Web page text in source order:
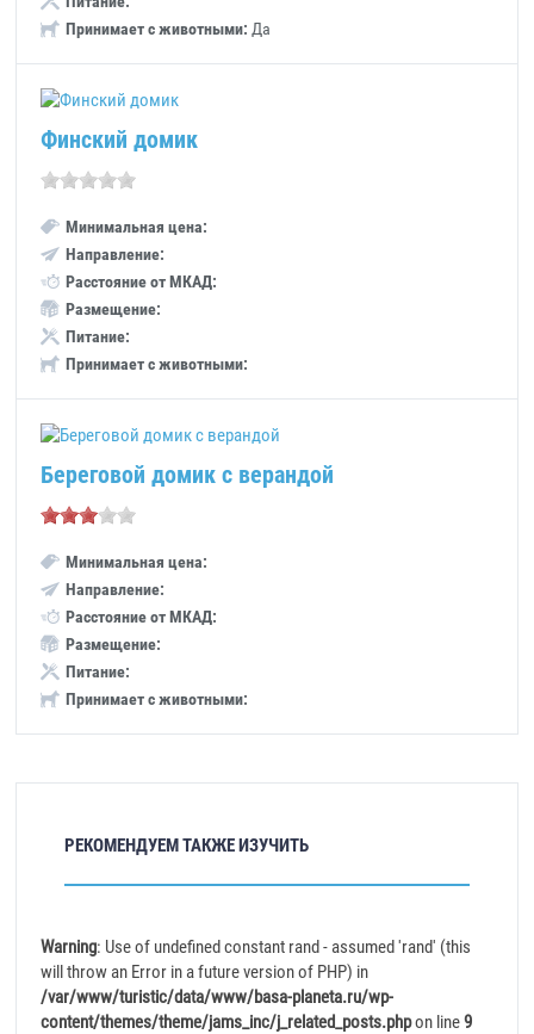
Принимает с животными: Да
Финский домик
Минимальная цена:
Направление:
Расстояние от МКАД:
Размещение:
Питание:
Принимает с животными:
Береговой домик с верандой
Минимальная цена:
Направление:
Расстояние от МКАД:
Размещение:
Питание:
Принимает с животными:
РЕКОМЕНДУЕМ ТАКЖЕ ИЗУЧИТЬ
Warning: Use of undefined constant rand - assumed 'rand' (this
will throw an Error in a future version of PHP) in
/var/www/turistic/data/www/basa-planeta.ru/wp-
content/themes/theme/jams_inc/j_related_posts.phpon line9